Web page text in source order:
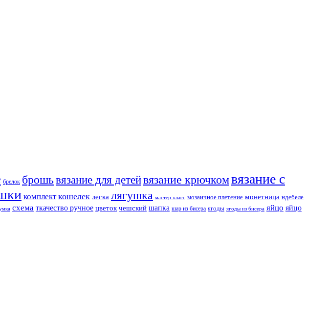
брелок брошьвязание для детейвязание крючкомвязание с
комплект кошелек леска лягушка мастер-класс мозаичное плетение монетница ндебеле
схема ткачество ручное цветок чешский шапка шар из бисера ягоды ягоды из бисера яйцо яйцо